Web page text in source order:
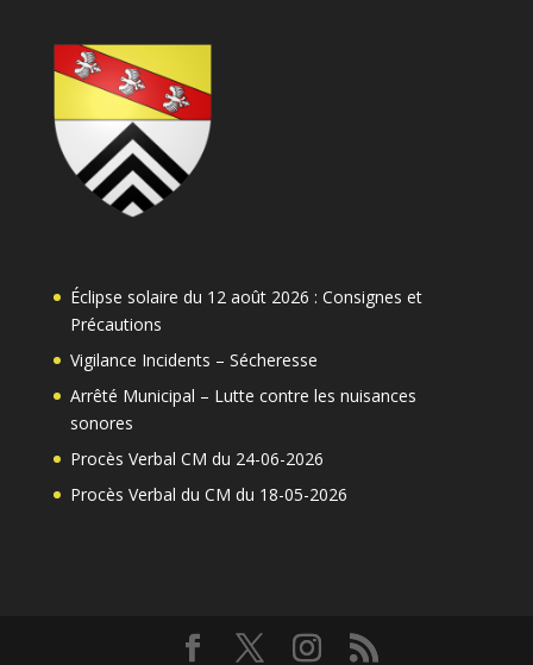
Éclipse solaire du 12 août 2026 : Consignes et
Précautions
Vigilance Incidents – Sécheresse
Arrêté Municipal – Lutte contre les nuisances
sonores
Procès Verbal CM du 24-06-2026
Procès Verbal du CM du 18-05-2026